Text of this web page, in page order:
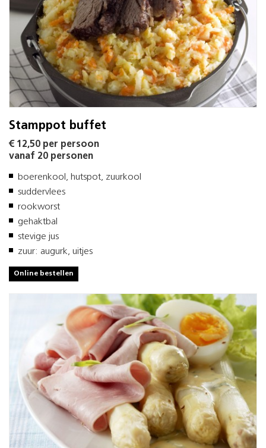
Stamppot buffet
€ 12,50 per persoon
vanaf 20 personen
boerenkool, hutspot, zuurkool
suddervlees
rookworst
gehaktbal
stevige jus
zuur: augurk, uitjes
Online bestellen